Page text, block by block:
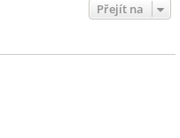
Přejít na